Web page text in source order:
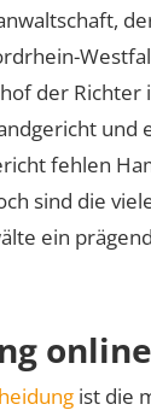
der Richter
und
fehlen
sind die
ein
ist die